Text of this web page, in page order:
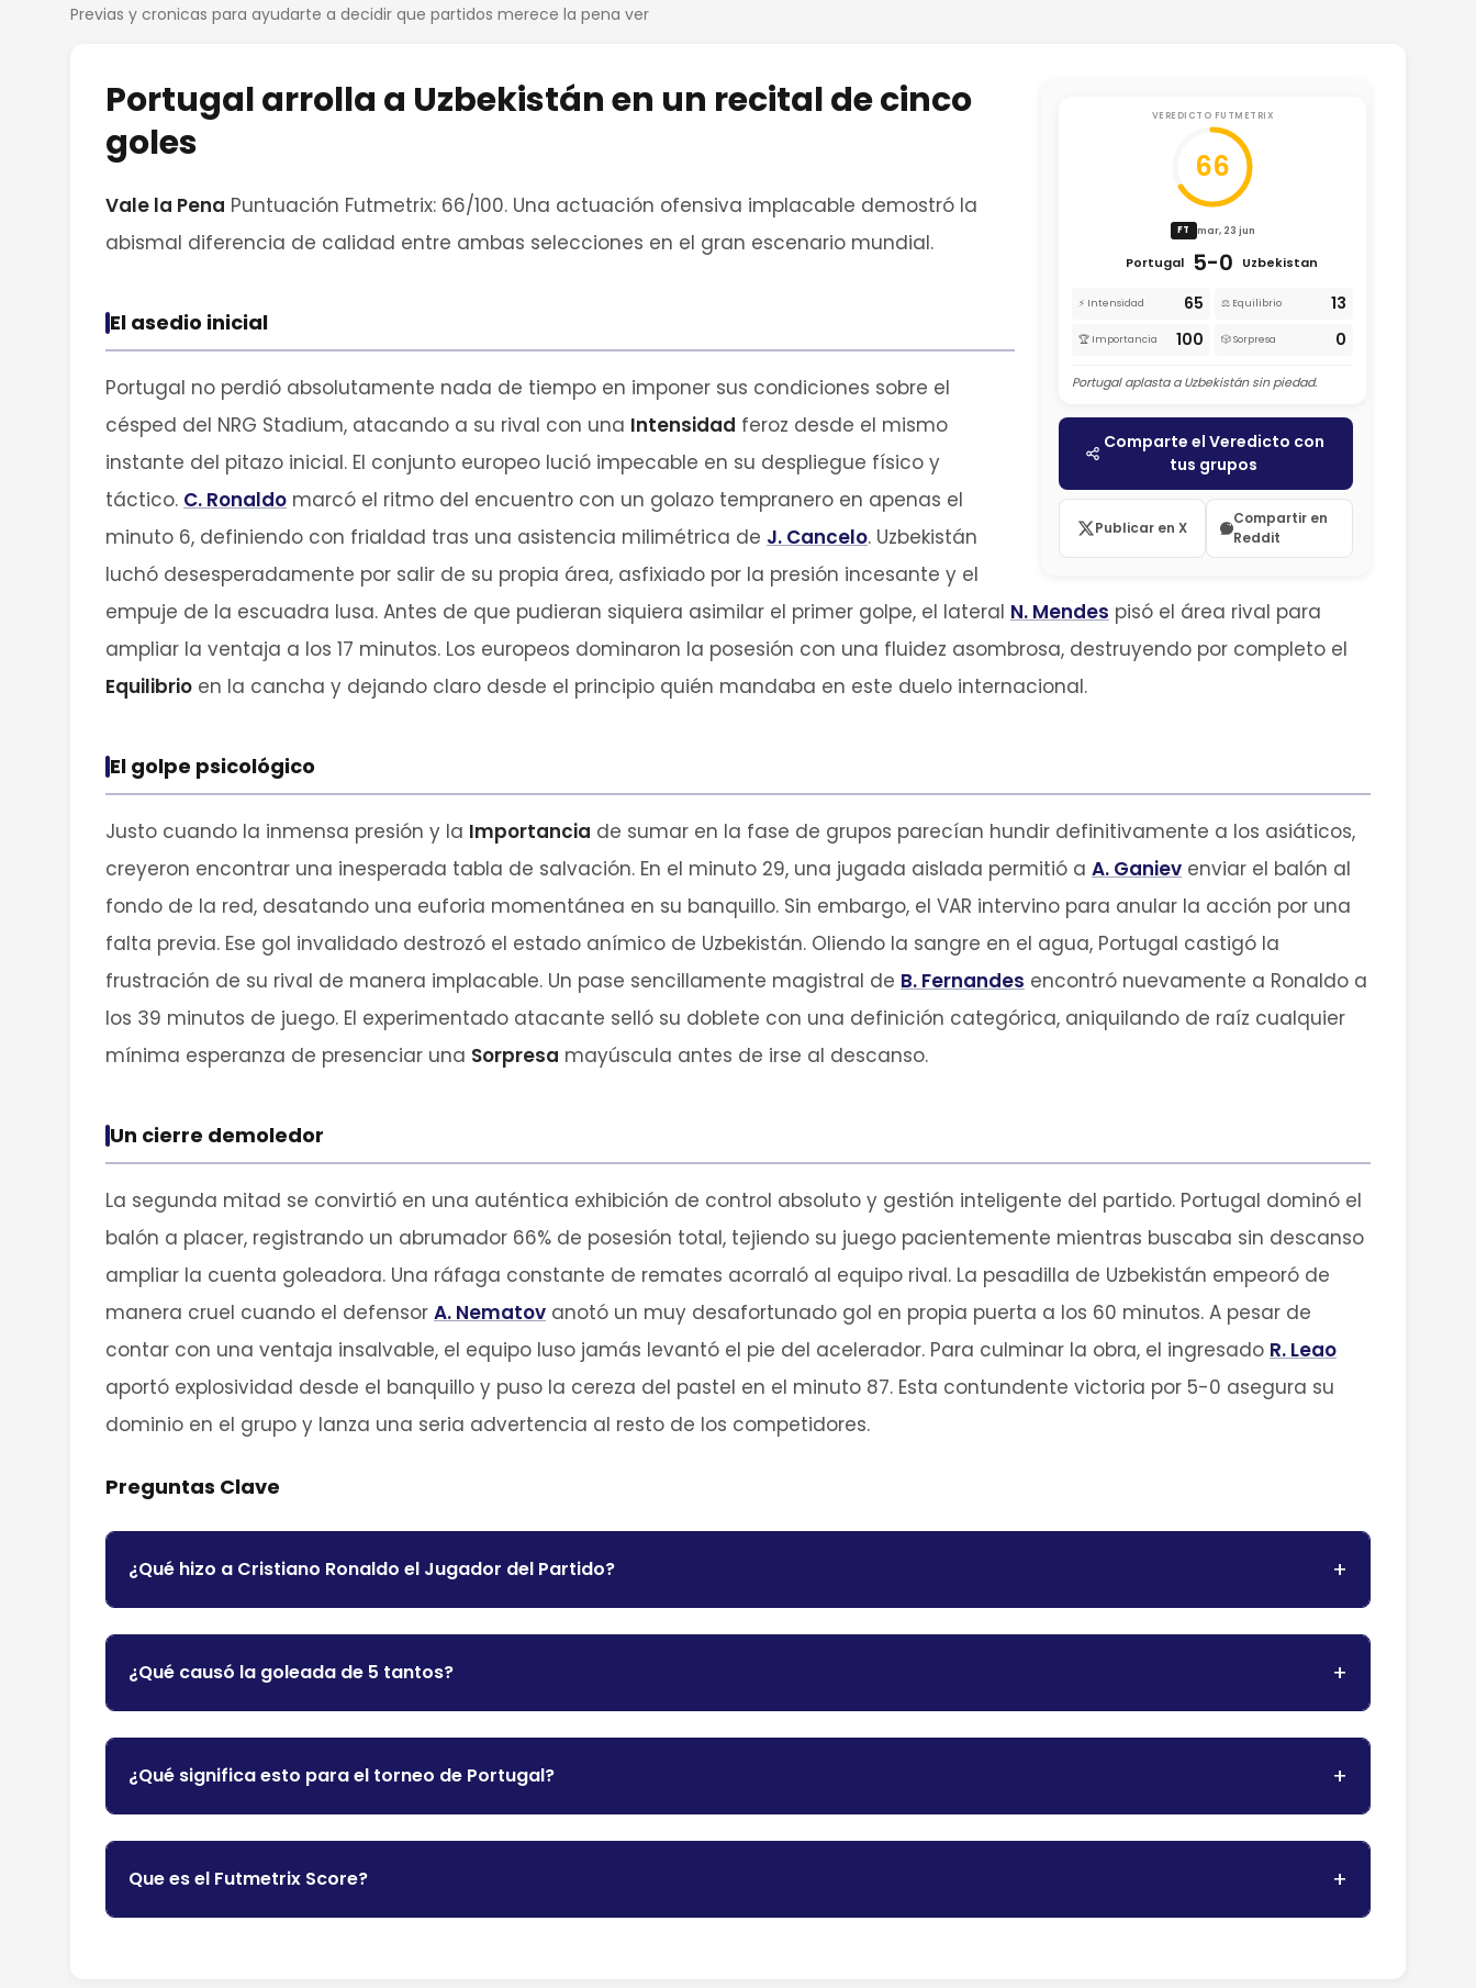
Previas y cronicas para ayudarte a decidir que partidos merece la pena ver
VEREDICTO FUTMETRIX
66
FT mar, 23 jun
Portugal 5-0 Uzbekistan
⚡ Intensidad 65 ⚖️ Equilibrio 13
🏆 Importancia 100 🎲 Sorpresa 0
Portugal aplasta a Uzbekistán sin piedad.
Comparte el Veredicto con
tus grupos
Publicar en X
Compartir en
Reddit
Portugal arrolla a Uzbekistán en un recital de cinco
goles
Vale la Pena Puntuación Futmetrix: 66/100. Una actuación ofensiva implacable demostró la
abismal diferencia de calidad entre ambas selecciones en el gran escenario mundial.
El asedio inicial
Portugal no perdió absolutamente nada de tiempo en imponer sus condiciones sobre el
césped del NRG Stadium, atacando a su rival con una Intensidad feroz desde el mismo
instante del pitazo inicial. El conjunto europeo lució impecable en su despliegue físico y
táctico. C. Ronaldo marcó el ritmo del encuentro con un golazo tempranero en apenas el
minuto 6, definiendo con frialdad tras una asistencia milimétrica de J. Cancelo. Uzbekistán
luchó desesperadamente por salir de su propia área, asfixiado por la presión incesante y el
empuje de la escuadra lusa. Antes de que pudieran siquiera asimilar el primer golpe, el lateral N. Mendes pisó el área rival para
ampliar la ventaja a los 17 minutos. Los europeos dominaron la posesión con una fluidez asombrosa, destruyendo por completo el
Equilibrio en la cancha y dejando claro desde el principio quién mandaba en este duelo internacional.
El golpe psicológico
Justo cuando la inmensa presión y la Importancia de sumar en la fase de grupos parecían hundir definitivamente a los asiáticos,
creyeron encontrar una inesperada tabla de salvación. En el minuto 29, una jugada aislada permitió a A. Ganiev enviar el balón al
fondo de la red, desatando una euforia momentánea en su banquillo. Sin embargo, el VAR intervino para anular la acción por una
falta previa. Ese gol invalidado destrozó el estado anímico de Uzbekistán. Oliendo la sangre en el agua, Portugal castigó la
frustración de su rival de manera implacable. Un pase sencillamente magistral de B. Fernandes encontró nuevamente a Ronaldo a
los 39 minutos de juego. El experimentado atacante selló su doblete con una definición categórica, aniquilando de raíz cualquier
mínima esperanza de presenciar una Sorpresa mayúscula antes de irse al descanso.
Un cierre demoledor
La segunda mitad se convirtió en una auténtica exhibición de control absoluto y gestión inteligente del partido. Portugal dominó el
balón a placer, registrando un abrumador 66% de posesión total, tejiendo su juego pacientemente mientras buscaba sin descanso
ampliar la cuenta goleadora. Una ráfaga constante de remates acorraló al equipo rival. La pesadilla de Uzbekistán empeoró de
manera cruel cuando el defensor A. Nematov anotó un muy desafortunado gol en propia puerta a los 60 minutos. A pesar de
contar con una ventaja insalvable, el equipo luso jamás levantó el pie del acelerador. Para culminar la obra, el ingresado R. Leao
aportó explosividad desde el banquillo y puso la cereza del pastel en el minuto 87. Esta contundente victoria por 5-0 asegura su
dominio en el grupo y lanza una seria advertencia al resto de los competidores.
Preguntas Clave
¿Qué hizo a Cristiano Ronaldo el Jugador del Partido?
¿Qué causó la goleada de 5 tantos?
¿Qué significa esto para el torneo de Portugal?
Que es el Futmetrix Score?